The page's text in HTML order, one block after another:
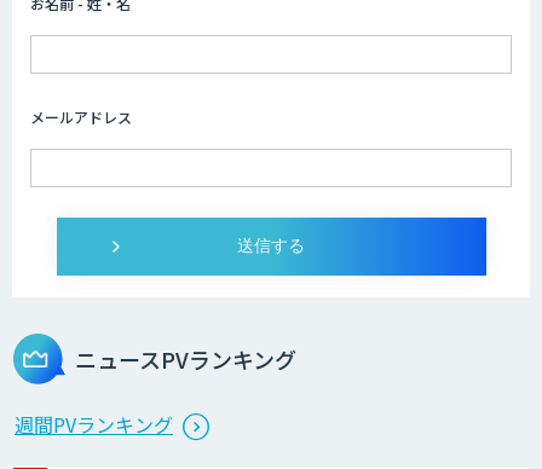
メールアドレス
ニュースPVランキング
週間PVランキング